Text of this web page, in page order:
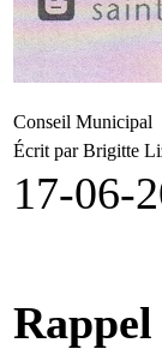
Conseil Municipal
Écrit par Brigitte
17-06-